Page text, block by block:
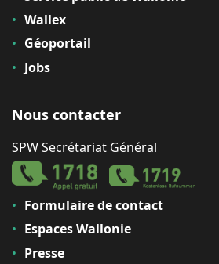
Wallex
Géoportail
Jobs
Nous contacter
SPW Secrétariat Général
Formulaire de contact
Espaces Wallonie
Presse